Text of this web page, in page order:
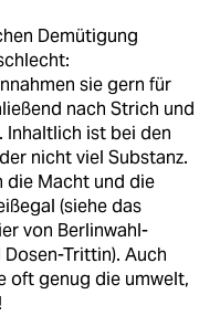
Demütigung
sie gern für
nach Strich und
Inhaltlich ist bei den
nicht viel Substanz.
die Macht und die
(siehe das
von Berlinwahl-
Trittin). Auch
oft genug die umwelt,